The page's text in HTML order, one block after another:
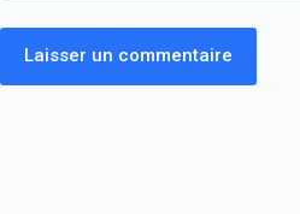
Laisser un commentaire